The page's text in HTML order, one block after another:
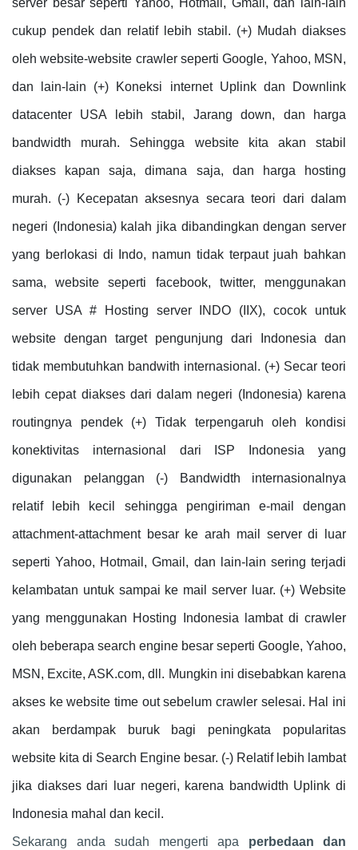
server besar seperti Yahoo, Hotmail, Gmail, dan lain-lain
cukup pendek dan relatif lebih stabil. (+) Mudah diakses
oleh website-website crawler seperti Google, Yahoo, MSN,
dan lain-lain (+) Koneksi internet Uplink dan Downlink
datacenter USA lebih stabil, Jarang down, dan harga
bandwidth murah. Sehingga website kita akan stabil
diakses kapan saja, dimana saja, dan harga hosting
murah. (-) Kecepatan aksesnya secara teori dari dalam
negeri (Indonesia) kalah jika dibandingkan dengan server
yang berlokasi di Indo, namun tidak terpaut juah bahkan
sama, website seperti facebook, twitter, menggunakan
server USA # Hosting server INDO (IIX), cocok untuk
website dengan target pengunjung dari Indonesia dan
tidak membutuhkan bandwith internasional. (+) Secar teori
lebih cepat diakses dari dalam negeri (Indonesia) karena
routingnya pendek (+) Tidak terpengaruh oleh kondisi
konektivitas internasional dari ISP Indonesia yang
digunakan pelanggan (-) Bandwidth internasionalnya
relatif lebih kecil sehingga pengiriman e-mail dengan
attachment-attachment besar ke arah mail server di luar
seperti Yahoo, Hotmail, Gmail, dan lain-lain sering terjadi
kelambatan untuk sampai ke mail server luar. (+) Website
yang menggunakan Hosting Indonesia lambat di crawler
oleh beberapa search engine besar seperti Google, Yahoo,
MSN, Excite, ASK.com, dll. Mungkin ini disebabkan karena
akses ke website time out sebelum crawler selesai. Hal ini
akan berdampak buruk bagi peningkata popularitas
website kita di Search Engine besar. (-) Relatif lebih lambat
jika diakses dari luar negeri, karena bandwidth Uplink di
Indonesia mahal dan kecil.
Sekarang anda sudah mengerti apa perbedaan dan